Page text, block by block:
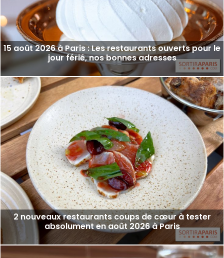
15 août 2026 à Paris : Les restaurants ouverts pour le
jour férié, nos bonnes adresses
2 nouveaux restaurants coups de cœur à tester
absolument en août 2026 à Paris